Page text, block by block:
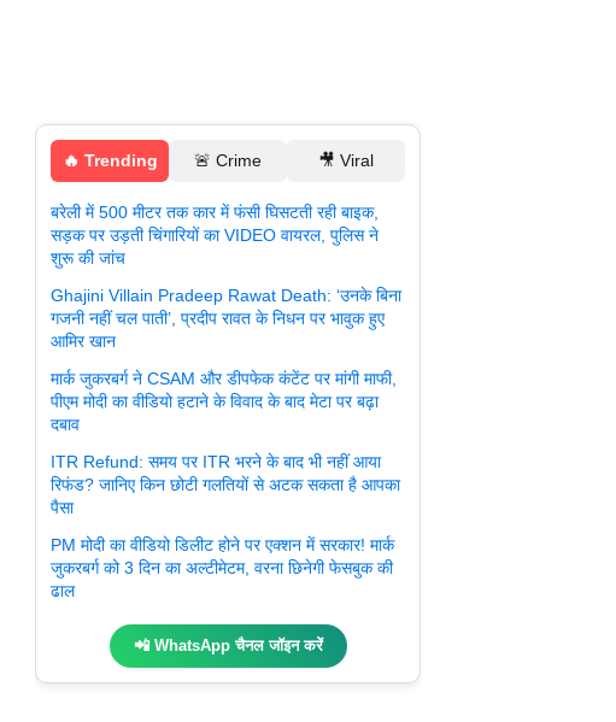
🔥 Trending 🚨 Crime 🎥 Viral
बरेली में 500 मीटर तक कार में फंसी घिसटती रही बाइक,
सड़क पर उड़ती चिंगारियों का VIDEO वायरल, पुलिस ने
शुरू की जांच
Ghajini Villain Pradeep Rawat Death: ‘उनके बिना
गजनी नहीं चल पाती’, प्रदीप रावत के निधन पर भावुक हुए
आमिर खान
मार्क जुकरबर्ग ने CSAM और डीपफेक कंटेंट पर मांगी माफी,
पीएम मोदी का वीडियो हटाने के विवाद के बाद मेटा पर बढ़ा
दबाव
ITR Refund: समय पर ITR भरने के बाद भी नहीं आया
रिफंड? जानिए किन छोटी गलतियों से अटक सकता है आपका
पैसा
PM मोदी का वीडियो डिलीट होने पर एक्शन में सरकार! मार्क
जुकरबर्ग को 3 दिन का अल्टीमेटम, वरना छिनेगी फेसबुक की
ढाल
📲 WhatsApp चैनल जॉइन करें